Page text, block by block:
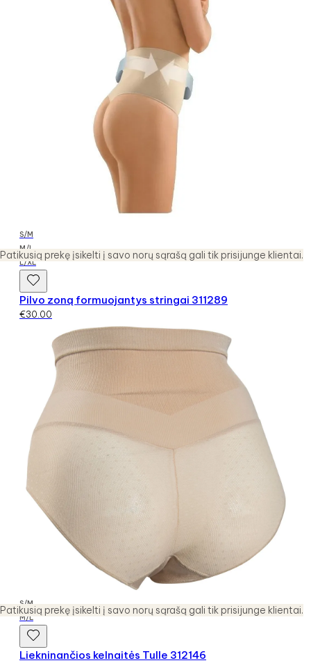
Patikusią prekę įsikelti į savo norų sąrašą gali tik prisijunge klientai.
Patikusią prekę įsikelti į savo norų sąrašą gali tik prisijunge klientai.
S/M
M/L
L/XL
Pilvo zoną formuojantys stringai 311289
€30.00
S/M
M/L
Liekninančios kelnaitės Tulle 312146